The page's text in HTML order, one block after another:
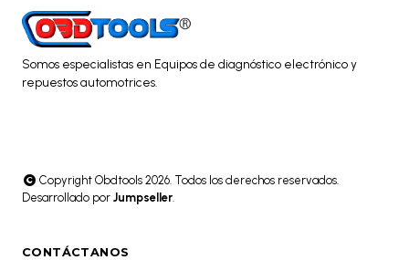
Somos especialistas en Equipos de diagnóstico electrónico y
repuestos automotrices.
Copyright Obdtools 2026. Todos los derechos reservados.
Desarrollado por Jumpseller
CONTÁCTANOS